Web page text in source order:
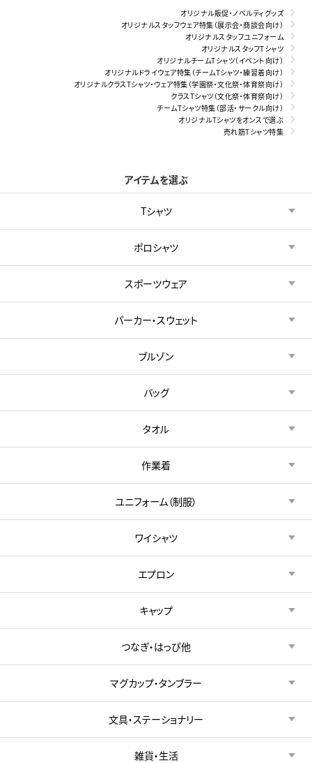
オリジナル販促・ノベルティグッズ
オリジナルスタッフウェア特集（展示会・商談会向け）
オリジナルスタッフユニフォーム
オリジナルスタッフTシャツ
オリジナルチームTシャツ（イベント向け）
オリジナルドライウェア特集（チームTシャツ・練習着向け）
オリジナルクラスTシャツ・ウェア特集（学園祭・文化祭・体育祭向け）
クラスTシャツ（文化祭・体育祭向け）
チームTシャツ特集（部活・サークル向け）
オリジナルTシャツをオンスで選ぶ
売れ筋Tシャツ特集
アイテムを選ぶ
Tシャツ
ポロシャツ
スポーツウェア
パーカー・スウェット
ブルゾン
バッグ
タオル
作業着
ユニフォーム（制服）
ワイシャツ
エプロン
キャップ
つなぎ・はっぴ他
マグカップ・タンブラー
文具・ステーショナリー
雑貨・生活